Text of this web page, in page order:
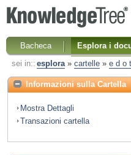
Bacheca
Esplora i
sei in:: esplora» cartelle» e d o
Informazioni sulla Cartella
Mostra Dettagli
Transazioni cartella